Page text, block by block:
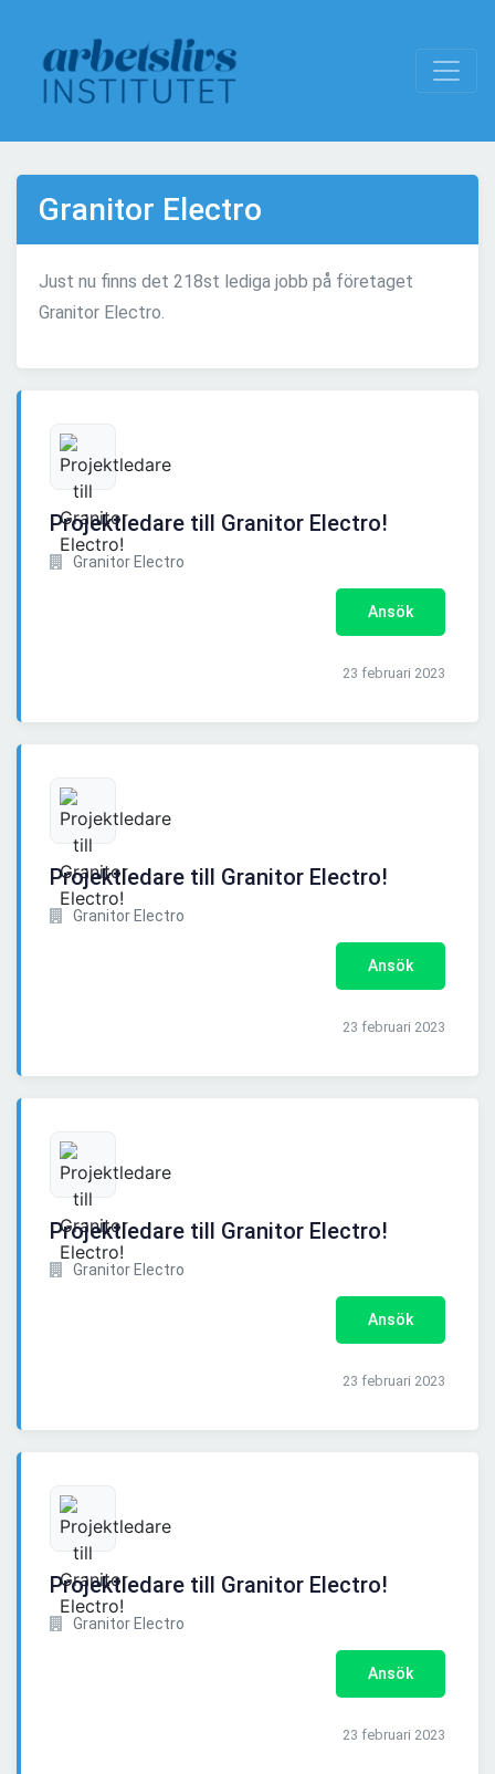
Granitor Electro
Just nu finns det 218st lediga jobb på företaget
Granitor Electro.
Projektledare till Granitor Electro!
Granitor Electro
Ansök
23 februari 2023
Projektledare till Granitor Electro!
Granitor Electro
Ansök
23 februari 2023
Projektledare till Granitor Electro!
Granitor Electro
Ansök
23 februari 2023
Projektledare till Granitor Electro!
Granitor Electro
Ansök
23 februari 2023